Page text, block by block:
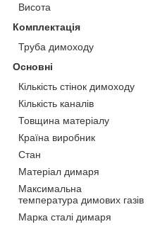
Висота
Комплектація
Труба димоходу
Основні
Кількість стінок димоходу
Кількість каналів
Товщина матеріалу
Країна виробник
Стан
Матеріал димаря
Максимальна
температура димових газів
Марка сталі димаря